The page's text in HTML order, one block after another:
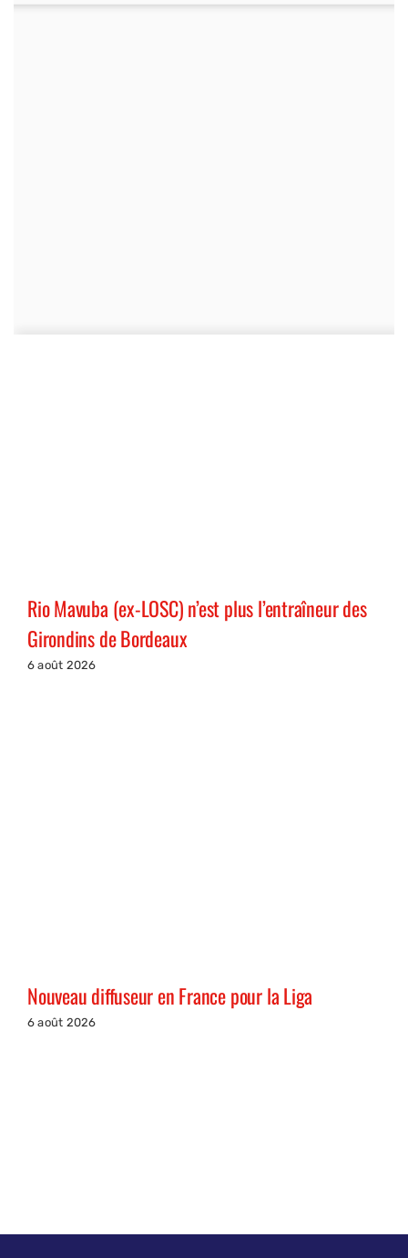
Rio Mavuba (ex-LOSC) n’est plus l’entraîneur des
Girondins de Bordeaux
6 août 2026
Nouveau diffuseur en France pour la Liga
6 août 2026